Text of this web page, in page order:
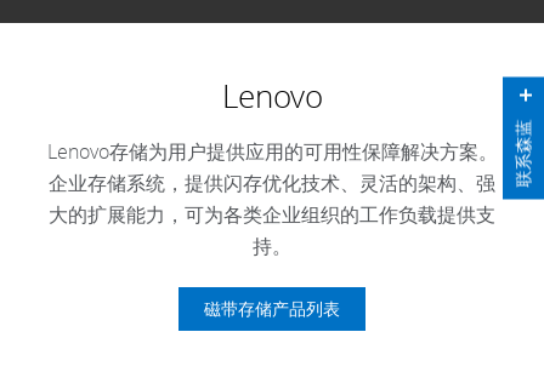
联系森蓝
Lenovo
Lenovo存储为用户提供应用的可用性保障解决方案。
企业存储系统，提供闪存优化技术、灵活的架构、强
大的扩展能力，可为各类企业组织的工作负载提供支
持。
磁带存储产品列表